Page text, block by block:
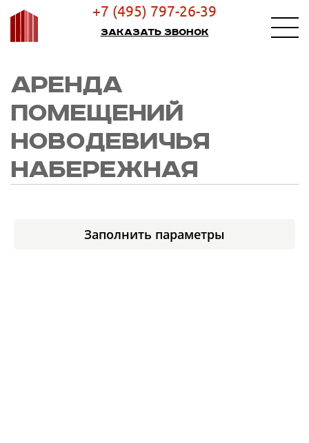
+7 (495) 797-26-39
Заказать звонок
АРЕНДА
ПОМЕЩЕНИЙ
НОВОДЕВИЧЬЯ
НАБЕРЕЖНАЯ
Заполнить параметры